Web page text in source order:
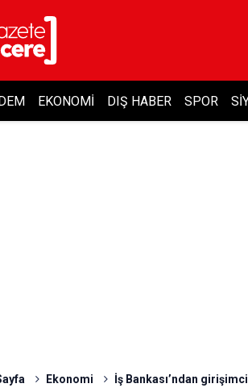
EKONOMI DIŞ HABER SPOR
Ekonomi İş Bankası’ndan